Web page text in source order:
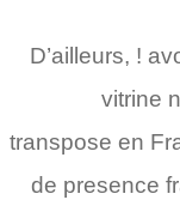
D’ailleurs, !
vitrine
transpose en
de presence